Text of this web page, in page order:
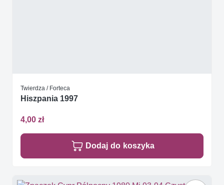
Twierdza / Forteca
Hiszpania 1997
4,00 zł
Dodaj do koszyka